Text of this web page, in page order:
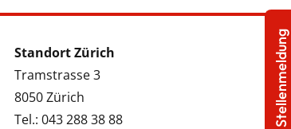
Standort Zürich
Tramstrasse 3
8050 Zürich
Tel.: 043 288 38 88
Stellenmeldung